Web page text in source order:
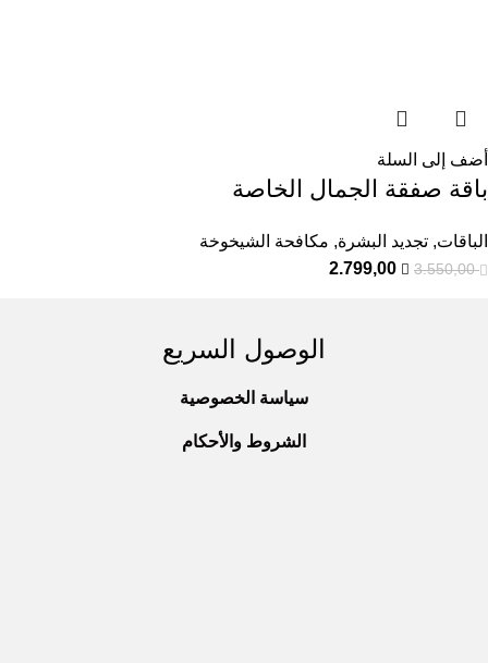
أضف إلى السلة
باقة صفقة الجمال الخاصة
الباقات, تجديد البشرة, مكافحة الشيخوخة
3.550,00
2.799,00
الوصول السريع
سياسة الخصوصية
الشروط والأحكام